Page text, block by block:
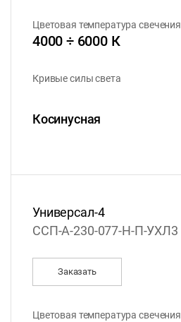
Цветовая температура свечения
4000 ÷ 6000 К
Кривые силы света
Косинусная
Универсал-4
ССП-А-230-077-Н-П-УХЛ3
Заказать
Цветовая температура свечения